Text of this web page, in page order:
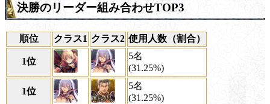
決勝のリーダー組み合わせTOP3
順位 クラス1 クラス2 使用人数（割合）
1位
5名
(31.25%)
1位
5名
(31.25%)